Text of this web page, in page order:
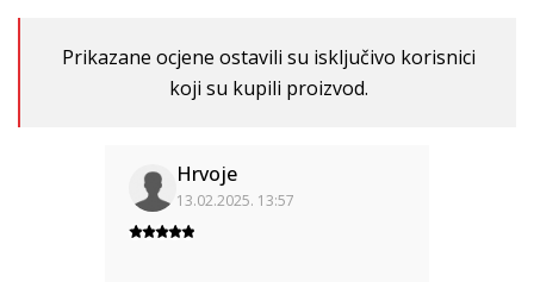
Prikazane ocjene ostavili su isključivo korisnici
koji su kupili proizvod.
Hrvoje
13.02.2025. 13:57